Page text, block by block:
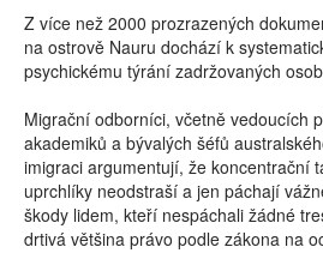
Z více než 2000 prozrazených
na ostrově Nauru dochází k
psychickému týrání zadržovaných
Migrační odborníci, včetně vedoucích
akademiků a bývalých šéfů
imigraci argumentují, že koncentrační
uprchlíky neodstraší a jen páchají
škody lidem, kteří nespáchali žádné
drtivá většina právo podle zákona na